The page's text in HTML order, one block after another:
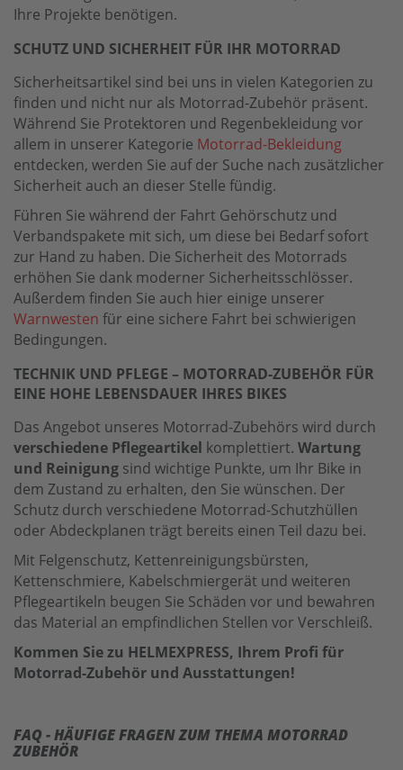
Ihre Projekte benötigen.
SCHUTZ UND SICHERHEIT FÜR IHR MOTORRAD
Sicherheitsartikel sind bei uns in vielen Kategorien zu
finden und nicht nur als Motorrad-Zubehör präsent.
Während Sie Protektoren und Regenbekleidung vor
allem in unserer Kategorie Motorrad-Bekleidung
entdecken, werden Sie auf der Suche nach zusätzlicher
Sicherheit auch an dieser Stelle fündig.
Führen Sie während der Fahrt Gehörschutz und
Verbandspakete mit sich, um diese bei Bedarf sofort
zur Hand zu haben. Die Sicherheit des Motorrads
erhöhen Sie dank moderner Sicherheitsschlösser.
Außerdem finden Sie auch hier einige unserer
Warnwesten für eine sichere Fahrt bei schwierigen
Bedingungen.
TECHNIK UND PFLEGE – MOTORRAD-ZUBEHÖR FÜR
EINE HOHE LEBENSDAUER IHRES BIKES
Das Angebot unseres Motorrad-Zubehörs wird durch
verschiedene Pflegeartikel komplettiert. Wartung
und Reinigung sind wichtige Punkte, um Ihr Bike in
dem Zustand zu erhalten, den Sie wünschen. Der
Schutz durch verschiedene Motorrad-Schutzhüllen
oder Abdeckplanen trägt bereits einen Teil dazu bei.
Mit Felgenschutz, Kettenreinigungsbürsten,
Kettenschmiere, Kabelschmiergerät und weiteren
Pflegeartikeln beugen Sie Schäden vor und bewahren
das Material an empfindlichen Stellen vor Verschleiß.
Kommen Sie zu HELMEXPRESS, Ihrem Profi für
Motorrad-Zubehör und Ausstattungen!
FAQ - HÄUFIGE FRAGEN ZUM THEMA MOTORRAD
ZUBEHÖR